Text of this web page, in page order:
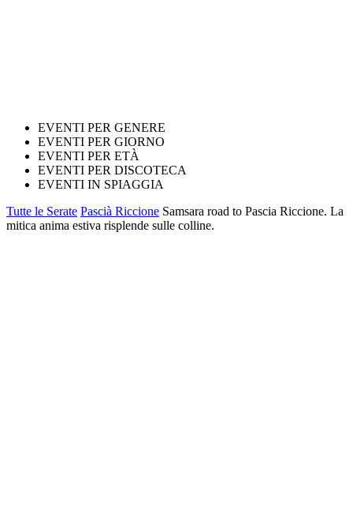
EVENTI PER GENERE
EVENTI PER GIORNO
EVENTI PER ETÀ
EVENTI PER DISCOTECA
EVENTI IN SPIAGGIA
Tutte le Serate Pascià Riccione Samsara road to Pascia Riccione. La
mitica anima estiva risplende sulle colline.